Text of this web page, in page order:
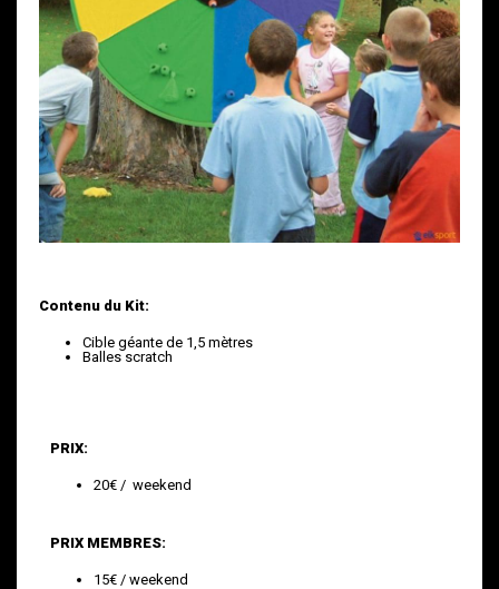
Contenu du Kit:
Cible géante de 1,5 mètres
Balles scratch
PRIX:
20€ / weekend
PRIX MEMBRES:
15€ / weekend